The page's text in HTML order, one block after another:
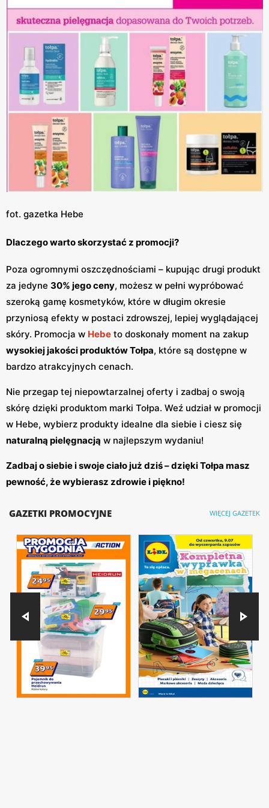
fot. gazetka Hebe
Dlaczego warto skorzystać z promocji?
Poza ogromnymi oszczędnościami – kupując drugi produkt
za jedyne 30% jego ceny, możesz w pełni wypróbować
szeroką gamę kosmetyków, które w długim okresie
przyniosą efekty w postaci zdrowszej, lepiej wyglądającej
skóry. Promocja w Hebe to doskonały moment na zakup
wysokiej jakości produktów Tołpa, które są dostępne w
bardzo atrakcyjnych cenach.
Nie przegap tej niepowtarzalnej oferty i zadbaj o swoją
skórę dzięki produktom marki Tołpa. Weź udział w promocji
w Hebe, wybierz produkty idealne dla siebie i ciesz się
naturalną pielęgnacją w najlepszym wydaniu!
Zadbaj o siebie i swoje ciało już dziś – dzięki Tołpa masz
pewność, że wybierasz zdrowie i piękno!